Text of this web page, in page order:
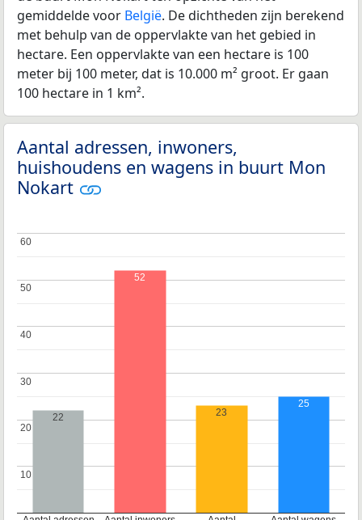
gemiddelde voor België. De dichtheden zijn berekend
met behulp van de oppervlakte van het gebied in
hectare. Een oppervlakte van een hectare is 100
meter bij 100 meter, dat is 10.000 m² groot. Er gaan
100 hectare in 1 km².
Aantal adressen, inwoners,
huishoudens en wagens in buurt Mon
Nokart
10
10
20
20
30
30
40
40
50
50
60
60
22
52
23
25